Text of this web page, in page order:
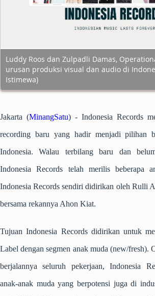
Luddy Roos dan Zulpadli Damas,
urusan produksi visual dan audio di
Istimewa)
Jakarta (MinangSatu) - Indonesia Records
recording baru yang hadir menjadi pilihan
Indonesia. Walau terbilang baru dan
Indonesia Records telah merilis beberapa
Indonesia Records sendiri didirikan oleh Rulli
bersama rekannya Ahon Kiat.
Tujuan Indonesia Records didirikan untuk
Label dengan segmen anak muda (new/fresh).
berjalannya seluruh pekerjaan, Indonesia
anak-anak muda yang berpotensi juga di